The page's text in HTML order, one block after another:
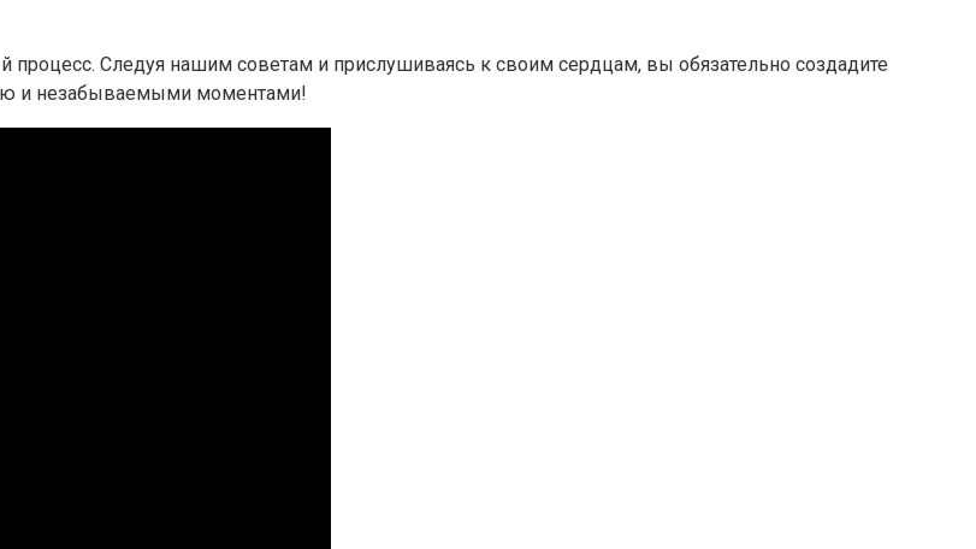
Следуя нашим советам и прислушиваясь к своим сердцам, вы обязательно создадите
и незабываемыми моментами!